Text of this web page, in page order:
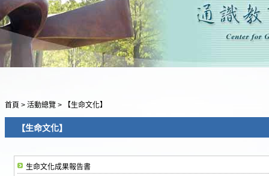
首頁 > 活動總覽 > 【生命文化】
【生命文化】
生命文化成果報告書